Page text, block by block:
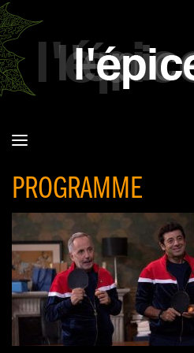
PROGRAMME